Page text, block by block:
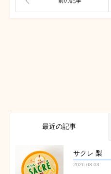
最近の記事
サクレ 梨
2026.08.03